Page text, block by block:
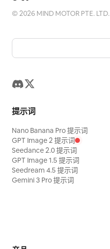
©2026 MIND MOTOR PTE. LTD.
提示词
Nano Banana Pro 提示词
GPT Image 2 提示词
Seedance 2.0 提示词
GPT Image 1.5 提示词
Seedream 4.5 提示词
Gemini 3 Pro 提示词